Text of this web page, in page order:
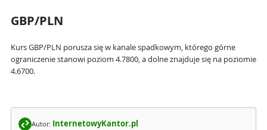
GBP/PLN
Kurs GBP/PLN porusza się w kanale spadkowym, którego górne
ograniczenie stanowi poziom 4.7800, a dolne znajduje się na poziomie
4.6700.
Autor: InternetowyKantor.pl